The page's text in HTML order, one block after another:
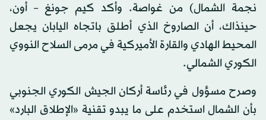
نجمة الشمال) من غواصة. وأكد كيم جونغ – أون،
حينذاك، أن الصاروخ الذي أطلق باتجاه اليابان يجعل
المحيط الهادي والقارة الأميركية في مرمى السلاح النووي
الكوري الشمالي.
وصرح مسؤول في رئاسة أركان الجيش الكوري الجنوبي
بأن الشمال استخدم على ما يبدو تقنية «الإطلاق البارد»